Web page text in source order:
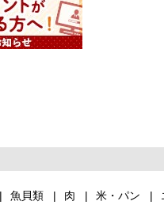
魚貝類 肉 米・パン